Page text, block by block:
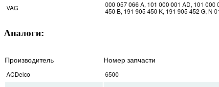
VAG
000 057 066 A, 101 000 001 AD, 101
450 B, 191 905 450 K, 191 905 452 G, N
Аналоги:
Производитель Номер запчасти
ACDelco
6500